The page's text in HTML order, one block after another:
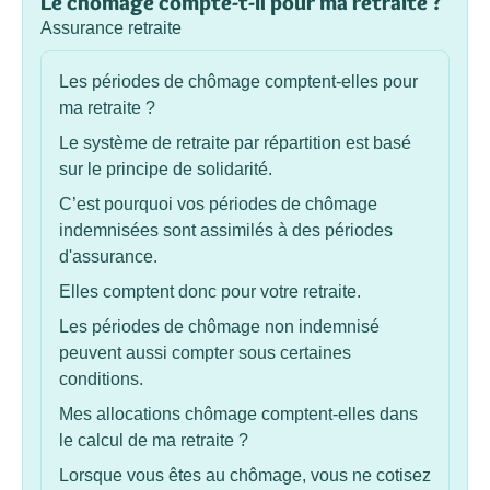
Assurance retraite
Les périodes de chômage comptent-elles pour
ma retraite ?
Le système de retraite par répartition est basé
sur le principe de solidarité.
C’est pourquoi vos périodes de chômage
indemnisées sont assimilés à des périodes
d'assurance.
Elles comptent donc pour votre retraite.
Les périodes de chômage non indemnisé
peuvent aussi compter sous certaines
conditions.
Mes allocations chômage comptent-elles dans
le calcul de ma retraite ?
Lorsque vous êtes au chômage, vous ne cotisez